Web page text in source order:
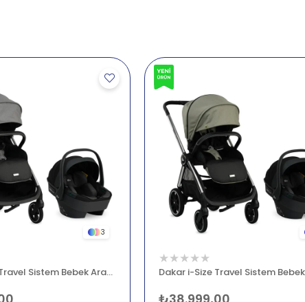
3
Dakar i-Size Travel Sistem Bebek Arabası Gri
★★★★★